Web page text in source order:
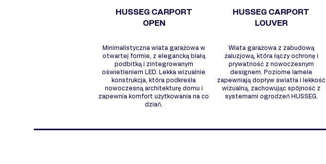
HUSSEG CARPORT
OPEN
Minimalistyczna wiata garażowa w
otwartej formie, z elegancką białą
podbitką i zintegrowanym
oświetleniem LED. Lekka wizualnie
konstrukcja, która podkreśla
nowoczesną architekturę domu i
zapewnia komfort użytkowania na co
dziań.
HUSSEG CARPORT
LOUVER
Wiata garażowa z zabudową
żaluzjową, która łączy ochronę i
prywatność z nowoczesnym
designem. Poziome lamele
zapewniają dopływ światła i lekkość
wizualną, zachowując spójność z
systemami ogrodzeń HUSSEG.